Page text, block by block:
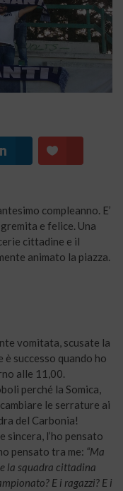
compleanno. E’
e felice. Una
cittadine e il
animato la piazza.
vomitata, scusate la
è successo quando ho
alle 11,00.
perché la Somica,
le serrature ai
del Carbonia!
sincera, l’ho pensato
pensato tra me: “Ma
la squadra cittadina
E i ragazzi? E i